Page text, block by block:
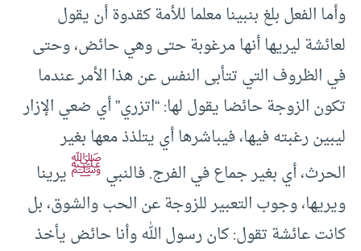
وأما الفعل بلغ بنبينا معلما للأمة كقدوة أن يقول
لعائشة ليريها أنها مرغوبة حتى وهي حائض، وحتى
في الظروف التي تتأبى النفس عن هذا الأمر عندما
تكون الزوجة حائضا يقول لها: “اتزري” أي ضعي الإزار
ليبين رغبته فيها، فيباشرها أي يتلذذ معها بغير
الحرث، أي بغير جماع في الفرج. فالنبيﷺيرينا
ويريها، وجوب التعبير للزوجة عن الحب والشوق، بل
كانت عائشة تقول: كان رسول الله وأنا حائض يأخذ